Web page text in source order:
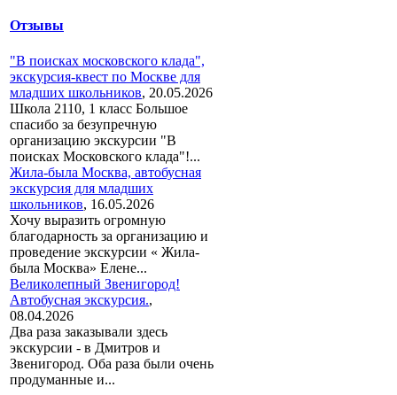
Отзывы
"В поисках московского клада",
экскурсия-квест по Москве для
младших школьников, 20.05.2026
Школа 2110, 1 класс Большое
спасибо за безупречную
организацию экскурсии "В
поисках Московского клада"!...
Жила-была Москва, автобусная
экскурсия для младших
школьников, 16.05.2026
Хочу выразить огромную
благодарность за организацию и
проведение экскурсии « Жила-
была Москва» Елене...
Великолепный Звенигород!
Автобусная экскурсия.,
08.04.2026
Два раза заказывали здесь
экскурсии - в Дмитров и
Звенигород. Оба раза были очень
продуманные и...